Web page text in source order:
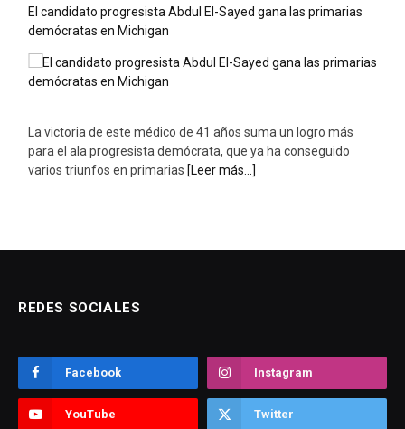
El candidato progresista Abdul El-Sayed gana las primarias
demócratas en Michigan
La victoria de este médico de 41 años suma un logro más
para el ala progresista demócrata, que ya ha conseguido
varios triunfos en primarias [Leer más...]
REDES SOCIALES
Facebook Instagram
YouTube Twitter